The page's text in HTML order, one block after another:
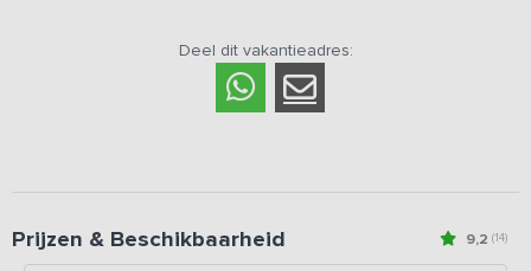
Deel dit vakantieadres:
9,2 (14)
Prijzen & Beschikbaarheid